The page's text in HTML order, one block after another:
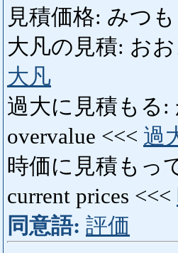
見積価格: みつ
大凡の見積: お
大凡
過大に見積もる:
overvalue <<< 過
時価に見積もっ
current prices <<<
同意語: 評価